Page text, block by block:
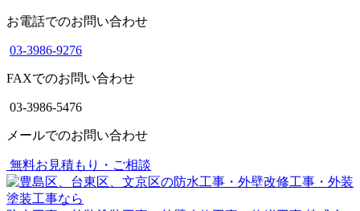
お電話でのお問い合わせ
03-3986-9276
FAXでのお問い合わせ
03-3986-5476
メールでのお問い合わせ
無料お見積もり・ご相談